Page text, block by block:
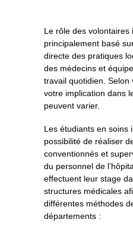
Le rôle des volontaires
principalement basé
directe des pratiques
des médecins et
travail quotidien. Selon
votre implication dans
peuvent varier.
Les étudiants en soins
possibilité de réaliser
conventionnés et
du personnel de
effectuent leur stage
structures médicales
différentes méthodes
départements :